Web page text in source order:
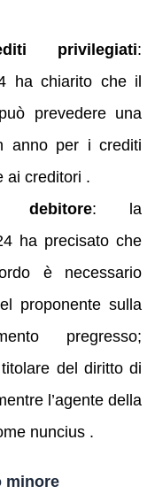
privilegiati:
ha chiarito che il
prevedere una
anno per i crediti
ai creditori .
debitore: la
ha precisato che
è necessario
proponente sulla
pregresso;
del diritto di
l’agente della
nuncius .
minore